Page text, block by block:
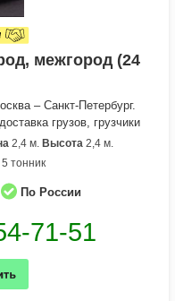
межгород (24
– Санкт-Петербург.
грузов, грузчики
2,4 м. Высота 2,4 м.
5 тонник
По России